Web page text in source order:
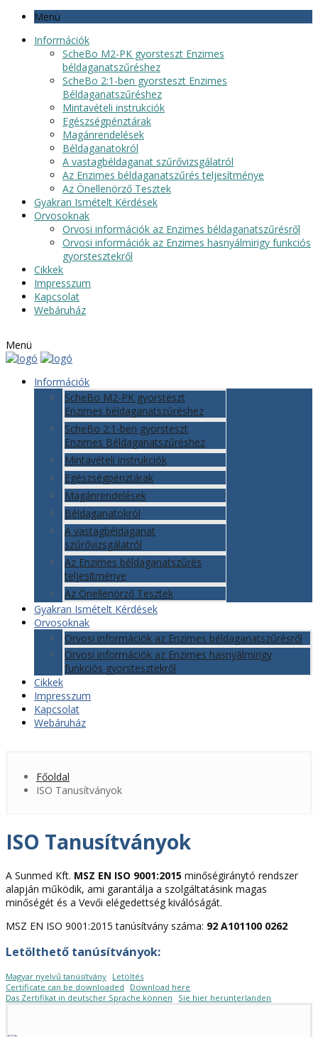
Menü
Információk
ScheBo M2-PK gyorsteszt Enzimes
béldaganatszűréshez
ScheBo 2:1-ben gyorsteszt Enzimes
Béldaganatszűréshez
Mintavételi instrukciók
Egészségpénztárak
Magánrendelések
Béldaganatokról
A vastagbéldaganat szűrővizsgálatról
Az Enzimes béldaganatszűrés teljesítménye
Az Önellenörző Tesztek
Gyakran Ismételt Kérdések
Orvosoknak
Orvosi információk az Enzimes béldaganatszűrésről
Orvosi információk az Enzimes hasnyálmirigy funkciós
gyorstesztekről
Cikkek
Impresszum
Kapcsolat
Webáruház
Menü
Információk
ScheBo M2-PK gyorsteszt
Enzimes béldaganatszűréshez
ScheBo 2:1-ben gyorsteszt
Enzimes Béldaganatszűréshez
Mintavételi instrukciók
Egészségpénztárak
Magánrendelések
Béldaganatokról
A vastagbéldaganat
szűrővizsgálatról
Az Enzimes béldaganatszűrés
teljesítménye
Az Önellenörző Tesztek
Gyakran Ismételt Kérdések
Orvosoknak
Orvosi információk az Enzimes béldaganatszűrésről
Orvosi információk az Enzimes hasnyálmirigy
funkciós gyorstesztekről
Cikkek
Impresszum
Kapcsolat
Webáruház
Főoldal
ISO Tanusítványok
ISO Tanusítványok
A Sunmed Kft. MSZ EN ISO 9001:2015 minőségiránytó rendszer
alapján működik, ami garantálja a szolgáltatásink magas
minőségét és a Vevői elégedettség kiválóságát.
MSZ EN ISO 9001:2015 tanúsítvány száma: 92 A101100 0262
Letölthető tanúsítványok:
Magyar nyelvű tanúsítvány Letöltés
Certificate can be downloaded
Download here
Das Zertifikat in deutscher Sprache können
Sie hier herunterlanden